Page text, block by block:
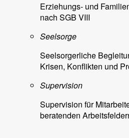
Erziehungs- und
nach SGB VIII
Seelsorge
Seelsorgerliche
Krisen, Konflikten und
Supervision
Supervision für
beratenden